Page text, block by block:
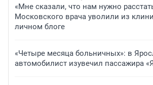
«Мне сказали, что нам нужно
Московского врача уволили из
личном блоге
«Четыре месяца больничных»: в
автомобилист изувечил пассажира